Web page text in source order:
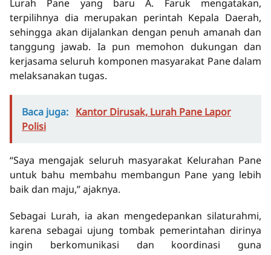
Lurah Pane yang baru A. Faruk mengatakan,
terpilihnya dia merupakan perintah Kepala Daerah,
sehingga akan dijalankan dengan penuh amanah dan
tanggung jawab. Ia pun memohon dukungan dan
kerjasama seluruh komponen masyarakat Pane dalam
melaksanakan tugas.
Baca juga: Kantor Dirusak, Lurah Pane Lapor
Polisi
“Saya mengajak seluruh masyarakat Kelurahan Pane
untuk bahu membahu membangun Pane yang lebih
baik dan maju,” ajaknya.
Sebagai Lurah, ia akan mengedepankan silaturahmi,
karena sebagai ujung tombak pemerintahan dirinya
ingin berkomunikasi dan koordinasi guna